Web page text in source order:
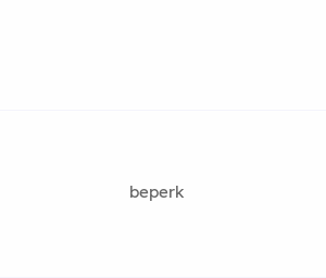
beperk